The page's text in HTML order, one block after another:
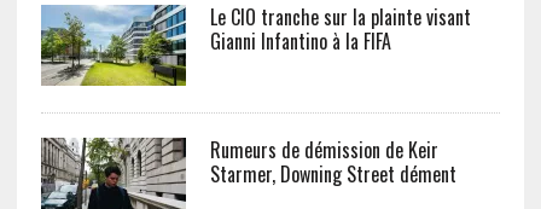
Le CIO tranche sur la plainte visant
Gianni Infantino à la FIFA
Rumeurs de démission de Keir
Starmer, Downing Street dément